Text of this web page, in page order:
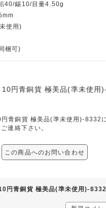
40/錫10/目量4.50g
使用)
梱可)
円青銅貨 極美品(準未使用
青銅貨 極美品(準未使用)-8332
連絡下さい。
この商品へのお問い合わせ
円青銅貨 極美品(準未使用)-